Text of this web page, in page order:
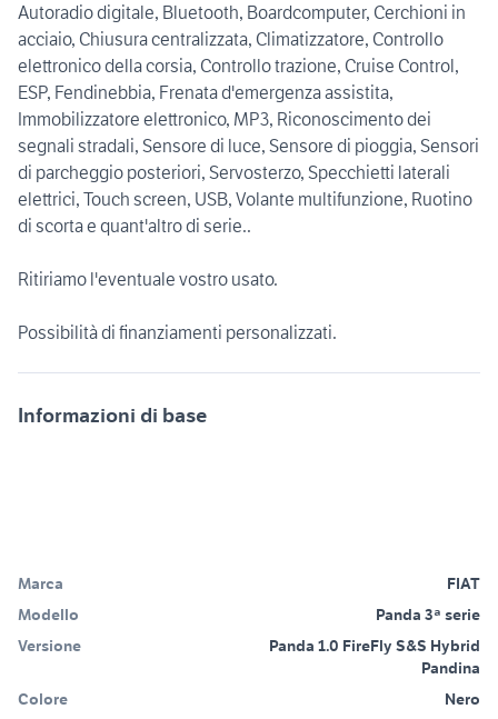
Autoradio digitale, Bluetooth, Boardcomputer, Cerchioni in
acciaio, Chiusura centralizzata, Climatizzatore, Controllo
elettronico della corsia, Controllo trazione, Cruise Control,
ESP, Fendinebbia, Frenata d'emergenza assistita,
Immobilizzatore elettronico, MP3, Riconoscimento dei
segnali stradali, Sensore di luce, Sensore di pioggia, Sensori
di parcheggio posteriori, Servosterzo, Specchietti laterali
elettrici, Touch screen, USB, Volante multifunzione, Ruotino
di scorta e quant'altro di serie..
Ritiriamo l'eventuale vostro usato.
Possibilità di finanziamenti personalizzati.
Informazioni di base
Marca
FIAT
Modello
Panda 3ª serie
Versione
Panda 1.0 FireFly S&S Hybrid
Pandina
Colore
Nero